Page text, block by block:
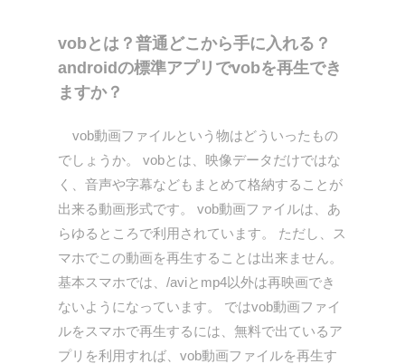
vobとは？普通どこから手に入れる？
androidの標準アプリでvobを再生でき
ますか？
vob動画ファイルという物はどういったもの
でしょうか。 vobとは、映像データだけではな
く、音声や字幕などもまとめて格納することが
出来る動画形式です。 vob動画ファイルは、あ
らゆるところで利用されています。 ただし、ス
マホでこの動画を再生することは出来ません。
基本スマホでは、/aviとmp4以外は再映画でき
ないようになっています。 ではvob動画ファイ
ルをスマホで再生するには、無料で出ているア
プリを利用すれば、vob動画ファイルを再生す